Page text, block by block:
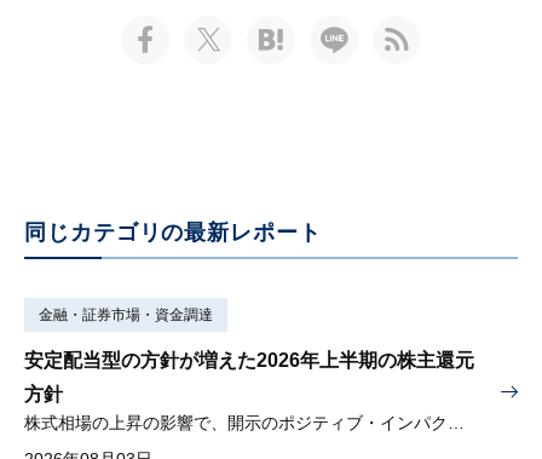
同じカテゴリの最新レポート
金融・証券市場・資金調達
安定配当型の方針が増えた2026年上半期の株主還元
方針